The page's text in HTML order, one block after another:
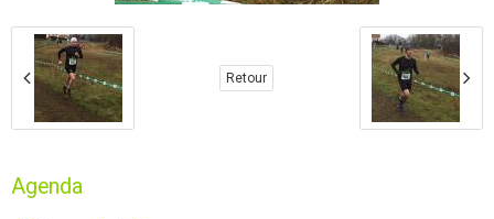
Retour
Agenda